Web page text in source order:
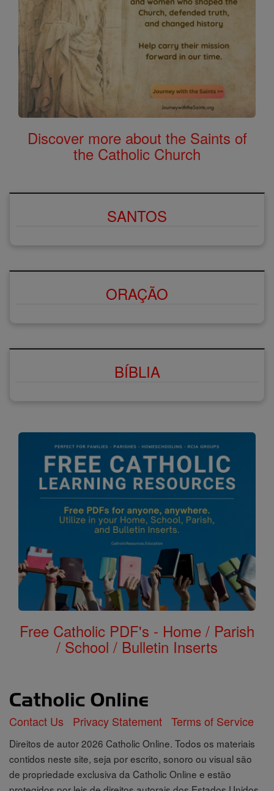
Discover more about the Saints of
the Catholic Church
SANTOS
ORAÇÃO
BÍBLIA
Free Catholic PDF's - Home / Parish
/ School / Bulletin Inserts
Contact Us Privacy Statement Terms of Service
Direitos de autor 2026 Catholic Online. Todos os materiais
contidos neste site, seja por escrito, sonoro ou visual são
de propriedade exclusiva da Catholic Online e estão